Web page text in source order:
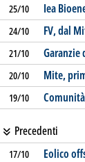
25/10 Iea
24/10 FV, dal
21/10 Garanzie
20/10 Mite,
19/10
Precedenti
17/10 Eolico